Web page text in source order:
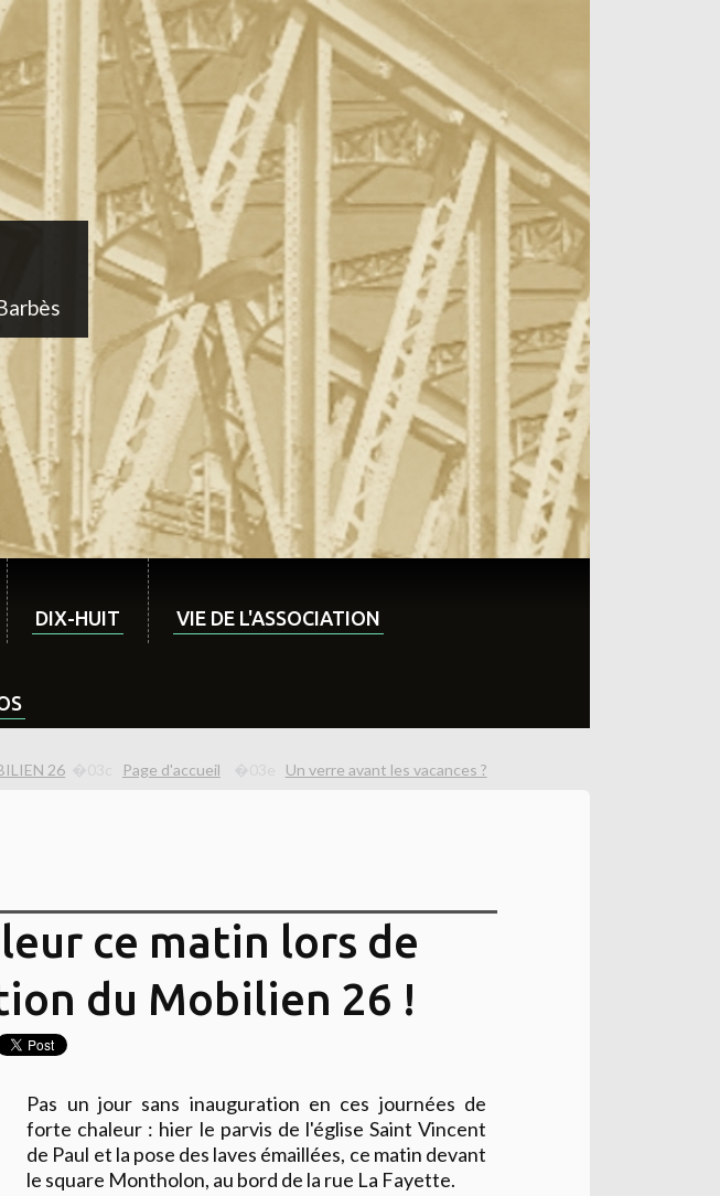
DIX-HUIT VIE DE L'ASSOCIATION
26 Page d'accueil Un verre avant les vacances ?
ce matin lors de
du Mobilien 26 !
Pas un jour sans inauguration en ces journées de
forte chaleur : hier le parvis de l'église Saint Vincent
de Paul et la pose des laves émaillées, ce matin devant
le square Montholon, au bord de la rue La Fayette.